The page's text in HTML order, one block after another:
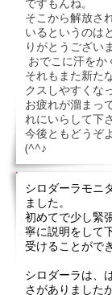
そこから解放さ
いるというのは
りがとうござい
おでこに汗をか
それもまた新た
クスしやすくな
お疲れが溜まっ
れにいらして下
今後ともどうぞ
(^^♪
シロダーラモニ
ました。
初めてで少し緊
寧に説明をして
受けることがで
シロダーラは、
さがありました